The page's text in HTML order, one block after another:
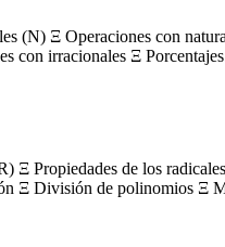
(N) Ξ Operaciones con
con irracionales Ξ
Ξ Propiedades de los
Ξ División de polinomios Ξ